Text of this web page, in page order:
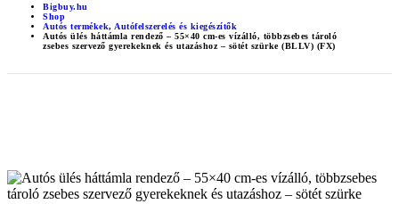
Bigbuy.hu
Shop
Autós termékek, Autófelszerelés és kiegészítők
Autós ülés háttámla rendező – 55×40 cm-es vízálló, többzsebes tároló
zsebes szervező gyerekeknek és utazáshoz – sötét szürke (BLLV) (FX)